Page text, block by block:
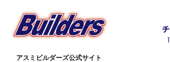
アスミビルダーズ公式サイト